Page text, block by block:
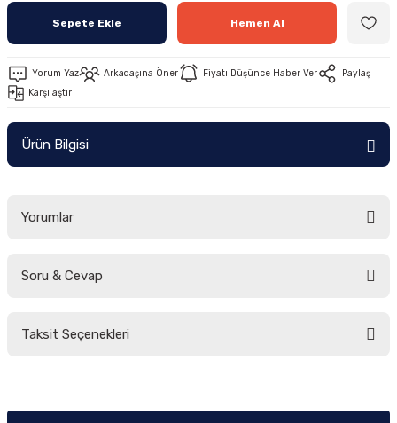
Sepete Ekle Hemen Al
Yorum Yaz Arkadaşına Öner Fiyatı Düşünce Haber Ver
Paylaş
Karşılaştır
Ürün Bilgisi
Yorumlar
Soru & Cevap
Taksit Seçenekleri